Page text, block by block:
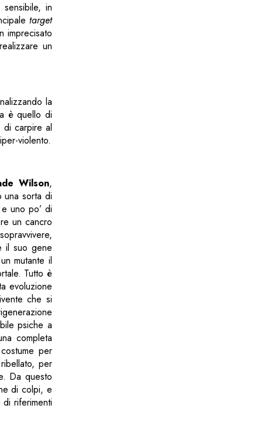
in
target
imprecisato
un
la
è quello di
di carpire al
violento.
Wilson,
una sorta di
uno po’ di
un cancro
il suo gene
mutante il
Tutto è
evoluzione
che si
psiche a
completa
per
per
Da questo
di colpi, e
riferimenti